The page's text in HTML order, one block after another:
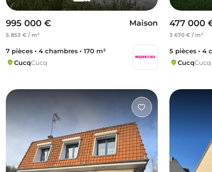
995 000 €
5 853 € / m²
Maison
7 pièces 4 chambres
170 m²
CucqCucq
477 000
3 670 € / m²
5 pièces 4
CucqCucq